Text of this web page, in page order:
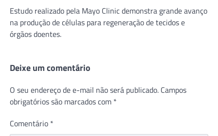
Estudo realizado pela Mayo Clinic demonstra grande avanço
na produção de células para regeneração de tecidos e
órgãos doentes.
Deixe um comentário
O seu endereço de e-mail não será publicado. Campos
obrigatórios são marcados com *
Comentário *